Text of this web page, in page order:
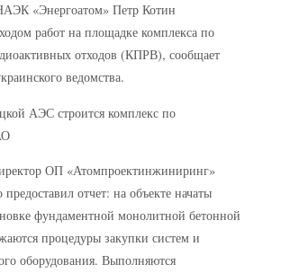
«Энергоатом» Петр Котин
работ на площадке комплекса по
отходов (КПРВ), сообщает
ведомства.
ОП «Атомпроектинжиниринг»
отчет: на объекте начаты
фундаментной монолитной бетонной
процедуры закупки систем и
оборудования. Выполняются